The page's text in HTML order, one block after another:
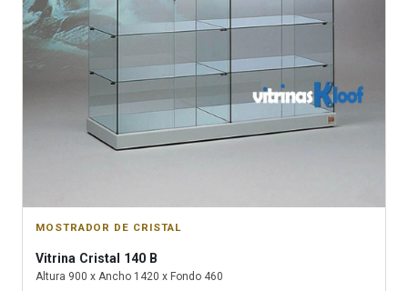
MOSTRADOR DE CRISTAL
Vitrina Cristal 140 B
Altura 900 x Ancho 1420 x Fondo 460